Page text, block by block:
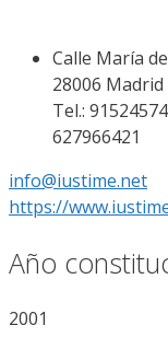
Calle María
28006 Madrid
Tel.:
627966421
info@iustime.net
https://
Año
2001